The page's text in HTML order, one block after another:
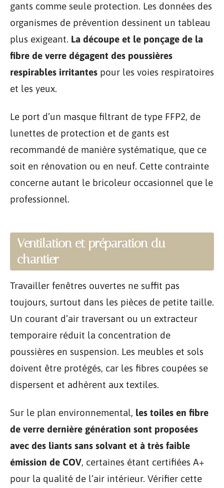
gants comme seule protection. Les données des
organismes de prévention dessinent un tableau
plus exigeant. La découpe et le ponçage de la
fibre de verre dégagent des poussières
respirables irritantes pour les voies respiratoires
et les yeux.
Le port d’un masque filtrant de type FFP2, de
lunettes de protection et de gants est
recommandé de manière systématique, que ce
soit en rénovation ou en neuf. Cette contrainte
concerne autant le bricoleur occasionnel que le
professionnel.
Ventilation et préparation du
chantier
Travailler fenêtres ouvertes ne suffit pas
toujours, surtout dans les pièces de petite taille.
Un courant d’air traversant ou un extracteur
temporaire réduit la concentration de
poussières en suspension. Les meubles et sols
doivent être protégés, car les fibres coupées se
dispersent et adhèrent aux textiles.
Sur le plan environnemental, les toiles en fibre
de verre dernière génération sont proposées
avec des liants sans solvant et à très faible
émission de COV, certaines étant certifiées A+
pour la qualité de l’air intérieur. Vérifier cette